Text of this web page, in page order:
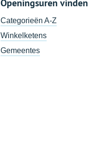
Openingsuren vinden
Categorieën A-Z
Winkelketens
Gemeentes